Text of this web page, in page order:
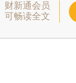
财新通会员
可畅读全文